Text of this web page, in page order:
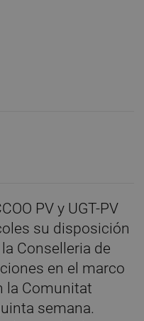
PV y UGT-PV
su disposición
Conselleria de
en el marco
la Comunitat
semana.